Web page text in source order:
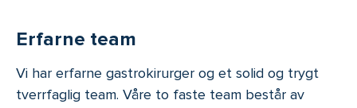
Erfarne team
Vi har erfarne gastrokirurger og et solid og trygt
tverrfaglig team. Våre to faste team består av